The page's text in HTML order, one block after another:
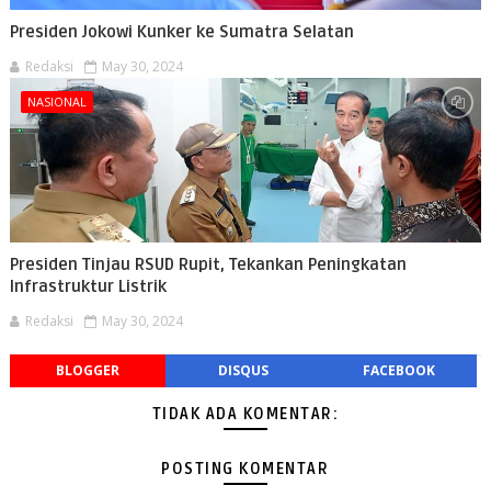
Presiden Jokowi Kunker ke Sumatra Selatan
Redaksi May 30, 2024
NASIONAL
Presiden Tinjau RSUD Rupit, Tekankan Peningkatan
Infrastruktur Listrik
Redaksi May 30, 2024
BLOGGER DISQUS FACEBOOK
TIDAK ADA KOMENTAR:
POSTING KOMENTAR